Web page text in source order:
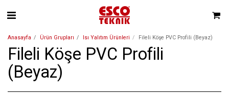
Anasayfa Ürün Grupları Isı Yalıtım Ürünleri Fileli Köşe PVC Profili (Beyaz)
Fileli Köşe PVC Profili
(Beyaz)